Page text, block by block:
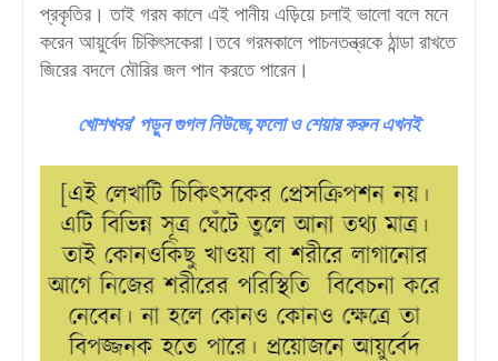
প্রকৃতির। তাই গরম কালে এই পানীয় এড়িয়ে চলাই ভালো বলে মনে
করেন আয়ুর্বেদ চিকিৎসকেরা।তবে গরমকালে পাচনতন্ত্রকে ঠান্ডা রাখতে
জিরের বদলে মৌরির জল পান করতে পারেন।
খোশখবর’ পড়ুন গুগল নিউজে,ফলো ও শেয়ার করুন এখনই